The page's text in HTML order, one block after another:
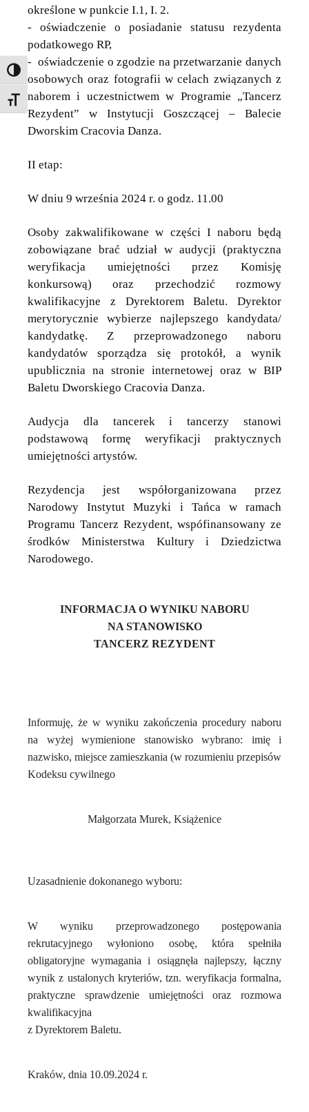
Toggle High Contrast
Toggle Font size
określone w punkcie I.1, I. 2.
- oświadczenie o posiadanie statusu rezydenta
podatkowego RP,
- oświadczenie o zgodzie na przetwarzanie danych
osobowych oraz fotografii w celach związanych z
naborem i uczestnictwem w Programie „Tancerz
Rezydent” w Instytucji Goszczącej – Balecie
Dworskim Cracovia Danza.
II etap:
W dniu 9 września 2024 r. o godz. 11.00
Osoby zakwalifikowane w części I naboru będą
zobowiązane brać udział w audycji (praktyczna
weryfikacja umiejętności przez Komisję
konkursową) oraz przechodzić rozmowy
kwalifikacyjne z Dyrektorem Baletu. Dyrektor
merytorycznie wybierze najlepszego kandydata/
kandydatkę. Z przeprowadzonego naboru
kandydatów sporządza się protokół, a wynik
upublicznia na stronie internetowej oraz w BIP
Baletu Dworskiego Cracovia Danza.
Audycja dla tancerek i tancerzy stanowi
podstawową formę weryfikacji praktycznych
umiejętności artystów.
Rezydencja jest współorganizowana przez
Narodowy Instytut Muzyki i Tańca w ramach
Programu Tancerz Rezydent, wspófinansowany ze
środków Ministerstwa Kultury i Dziedzictwa
Narodowego.
INFORMACJA O WYNIKU NABORU
NA STANOWISKO
TANCERZ REZYDENT
Informuję, że w wyniku zakończenia procedury naboru
na wyżej wymienione stanowisko wybrano: imię i
nazwisko, miejsce zamieszkania (w rozumieniu przepisów
Kodeksu cywilnego
Małgorzata Murek, Książenice
Uzasadnienie dokonanego wyboru:
W wyniku przeprowadzonego postępowania
rekrutacyjnego wyłoniono osobę, która spełniła
obligatoryjne wymagania i osiągnęła najlepszy, łączny
wynik z ustalonych kryteriów, tzn. weryfikacja formalna,
praktyczne sprawdzenie umiejętności oraz rozmowa
kwalifikacyjna
z Dyrektorem Baletu.
Kraków, dnia 10.09.2024 r.